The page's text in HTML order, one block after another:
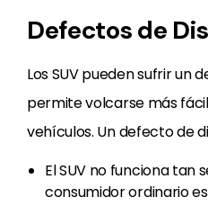
Defectos de
Los SUV pueden sufrir un
permite volcarse más
vehículos. Un defecto de
El SUV no funciona tan
consumidor ordinario